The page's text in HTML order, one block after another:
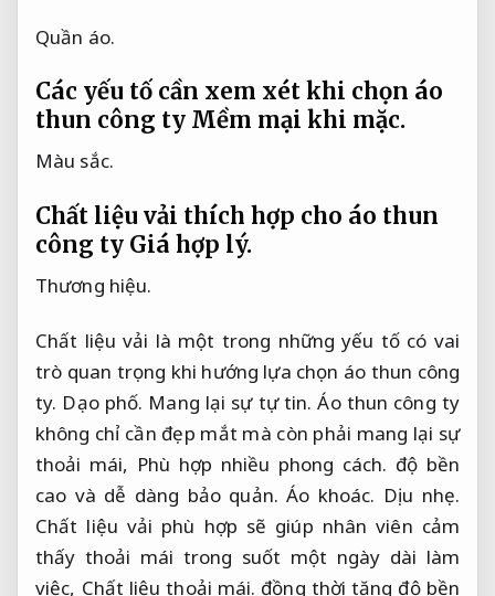
Quần áo.
Các yếu tố cần xem xét khi chọn áo
thun công ty Mềm mại khi mặc.
Màu sắc.
Chất liệu vải thích hợp cho áo thun
công ty Giá hợp lý.
Thương hiệu.
Chất liệu vải là một trong những yếu tố có vai
trò quan trọng khi hướng lựa chọn áo thun công
ty. Dạo phố. Mang lại sự tự tin. Áo thun công ty
không chỉ cần đẹp mắt mà còn phải mang lại sự
thoải mái, Phù hợp nhiều phong cách. độ bền
cao và dễ dàng bảo quản.Áo khoác. Dịu nhẹ.
Chất liệu vải phù hợp sẽ giúp nhân viên cảm
thấy thoải mái trong suốt một ngày dài làm
việc, Chất liệu thoải mái. đồng thời tăng độ bền